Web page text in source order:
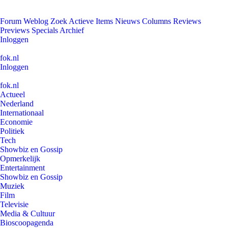
Forum Weblog Zoek Actieve Items Nieuws Columns Reviews
Previews Specials Archief
Inloggen
fok.nl
Inloggen
fok.nl
Actueel
Nederland
Internationaal
Economie
Politiek
Tech
Showbiz en Gossip
Opmerkelijk
Entertainment
Showbiz en Gossip
Muziek
Film
Televisie
Media & Cultuur
Bioscoopagenda